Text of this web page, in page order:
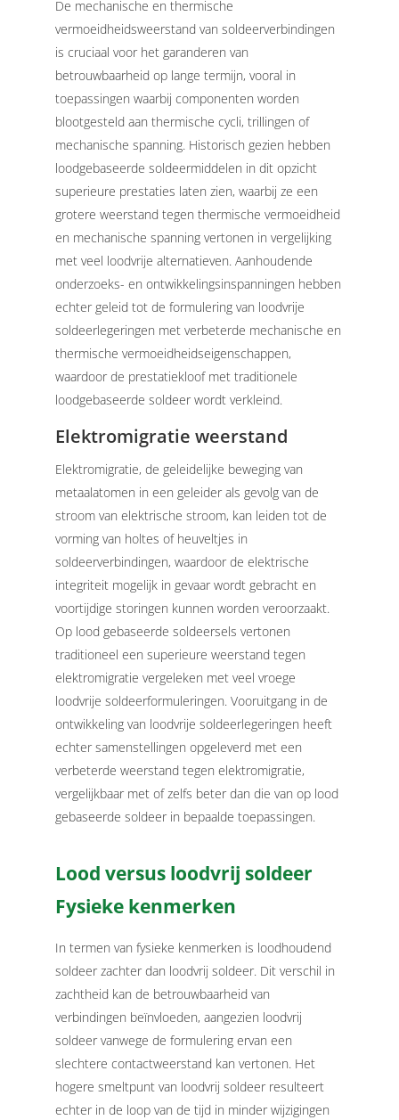
De mechanische en thermische
vermoeidheidsweerstand van soldeerverbindingen
is cruciaal voor het garanderen van
betrouwbaarheid op lange termijn, vooral in
toepassingen waarbij componenten worden
blootgesteld aan thermische cycli, trillingen of
mechanische spanning. Historisch gezien hebben
loodgebaseerde soldeermiddelen in dit opzicht
superieure prestaties laten zien, waarbij ze een
grotere weerstand tegen thermische vermoeidheid
en mechanische spanning vertonen in vergelijking
met veel loodvrije alternatieven. Aanhoudende
onderzoeks- en ontwikkelingsinspanningen hebben
echter geleid tot de formulering van loodvrije
soldeerlegeringen met verbeterde mechanische en
thermische vermoeidheidseigenschappen,
waardoor de prestatiekloof met traditionele
loodgebaseerde soldeer wordt verkleind.
Elektromigratie weerstand
Elektromigratie, de geleidelijke beweging van
metaalatomen in een geleider als gevolg van de
stroom van elektrische stroom, kan leiden tot de
vorming van holtes of heuveltjes in
soldeerverbindingen, waardoor de elektrische
integriteit mogelijk in gevaar wordt gebracht en
voortijdige storingen kunnen worden veroorzaakt.
Op lood gebaseerde soldeersels vertonen
traditioneel een superieure weerstand tegen
elektromigratie vergeleken met veel vroege
loodvrije soldeerformuleringen. Vooruitgang in de
ontwikkeling van loodvrije soldeerlegeringen heeft
echter samenstellingen opgeleverd met een
verbeterde weerstand tegen elektromigratie,
vergelijkbaar met of zelfs beter dan die van op lood
gebaseerde soldeer in bepaalde toepassingen.
Lood versus loodvrij soldeer
Fysieke kenmerken
In termen van fysieke kenmerken is loodhoudend
soldeer zachter dan loodvrij soldeer. Dit verschil in
zachtheid kan de betrouwbaarheid van
verbindingen beïnvloeden, aangezien loodvrij
soldeer vanwege de formulering ervan een
slechtere contactweerstand kan vertonen. Het
hogere smeltpunt van loodvrij soldeer resulteert
echter in de loop van de tijd in minder wijzigingen